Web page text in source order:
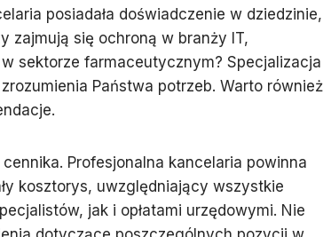
posiadała doświadczenie w dziedzinie,
zajmują się ochroną w branży IT,
sektorze farmaceutycznym? Specjalizacja
Państwa potrzeb. Warto również
Profesjonalna kancelaria powinna
kosztorys, uwzględniający wszystkie
jak i opłatami urzędowymi. Nie